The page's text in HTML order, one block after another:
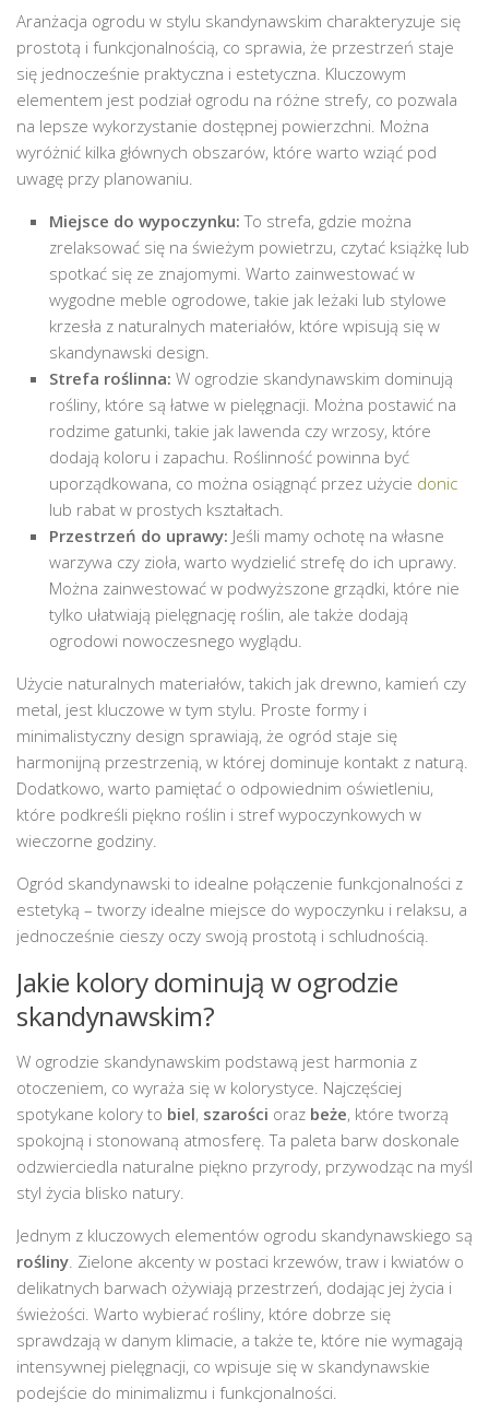
Aranżacja ogrodu w stylu skandynawskim charakteryzuje się
prostotą i funkcjonalnością, co sprawia, że przestrzeń staje
się jednocześnie praktyczna i estetyczna. Kluczowym
elementem jest podział ogrodu na różne strefy, co pozwala
na lepsze wykorzystanie dostępnej powierzchni. Można
wyróżnić kilka głównych obszarów, które warto wziąć pod
uwagę przy planowaniu.
Miejsce do wypoczynku: To strefa, gdzie można
zrelaksować się na świeżym powietrzu, czytać książkę lub
spotkać się ze znajomymi. Warto zainwestować w
wygodne meble ogrodowe, takie jak leżaki lub stylowe
krzesła z naturalnych materiałów, które wpisują się w
skandynawski design.
Strefa roślinna: W ogrodzie skandynawskim dominują
rośliny, które są łatwe w pielęgnacji. Można postawić na
rodzime gatunki, takie jak lawenda czy wrzosy, które
dodają koloru i zapachu. Roślinność powinna być
uporządkowana, co można osiągnąć przez użycie donic
lub rabat w prostych kształtach.
Przestrzeń do uprawy: Jeśli mamy ochotę na własne
warzywa czy zioła, warto wydzielić strefę do ich uprawy.
Można zainwestować w podwyższone grządki, które nie
tylko ułatwiają pielęgnację roślin, ale także dodają
ogrodowi nowoczesnego wyglądu.
Użycie naturalnych materiałów, takich jak drewno, kamień czy
metal, jest kluczowe w tym stylu. Proste formy i
minimalistyczny design sprawiają, że ogród staje się
harmonijną przestrzenią, w której dominuje kontakt z naturą.
Dodatkowo, warto pamiętać o odpowiednim oświetleniu,
które podkreśli piękno roślin i stref wypoczynkowych w
wieczorne godziny.
Ogród skandynawski to idealne połączenie funkcjonalności z
estetyką – tworzy idealne miejsce do wypoczynku i relaksu, a
jednocześnie cieszy oczy swoją prostotą i schludnością.
Jakie kolory dominują w ogrodzie
skandynawskim?
W ogrodzie skandynawskim podstawą jest harmonia z
otoczeniem, co wyraża się w kolorystyce. Najczęściej
spotykane kolory to biel, szarości oraz beże, które tworzą
spokojną i stonowaną atmosferę. Ta paleta barw doskonale
odzwierciedla naturalne piękno przyrody, przywodząc na myśl
styl życia blisko natury.
Jednym z kluczowych elementów ogrodu skandynawskiego są
rośliny . Zielone akcenty w postaci krzewów, traw i kwiatów o
delikatnych barwach ożywiają przestrzeń, dodając jej życia i
świeżości. Warto wybierać rośliny, które dobrze się
sprawdzają w danym klimacie, a także te, które nie wymagają
intensywnej pielęgnacji, co wpisuje się w skandynawskie
podejście do minimalizmu i funkcjonalności.